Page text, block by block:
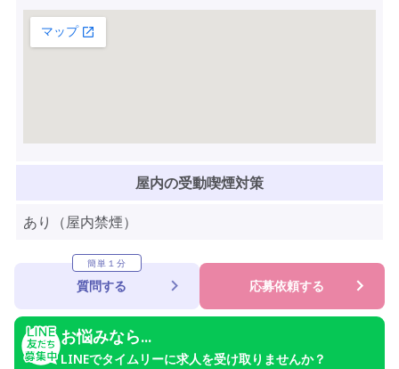
屋内の受動喫煙対策
あり（屋内禁煙）
簡単１分
質問する 応募依頼する
お悩みなら...
LINEでタイムリーに求人を受け取りませんか？